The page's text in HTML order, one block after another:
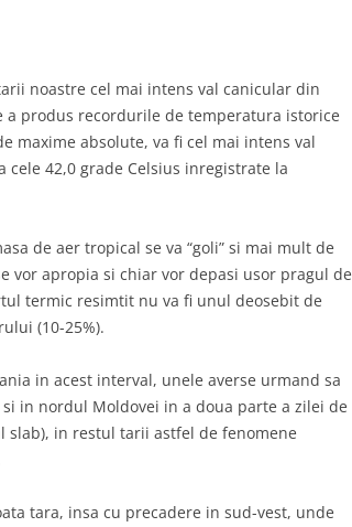
noastre cel mai intens val canicular din
a produs recordurile de temperatura istorice
maxime absolute, va fi cel mai intens val
42,0 grade Celsius inregistrate la
de aer tropical se va “goli” si mai mult de
vor apropia si chiar vor depasi usor pragul de
termic resimtit nu va fi unul deosebit de
(10-25%).
in acest interval, unele averse urmand sa
in nordul Moldovei in a doua parte a zilei de
slab), in restul tarii astfel de fenomene
tara, insa cu precadere in sud-vest, unde